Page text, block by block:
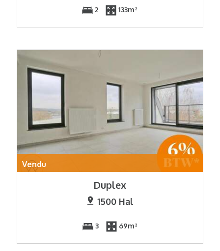
2 133m²
Vendu
Duplex
1500 Hal
3 69m²